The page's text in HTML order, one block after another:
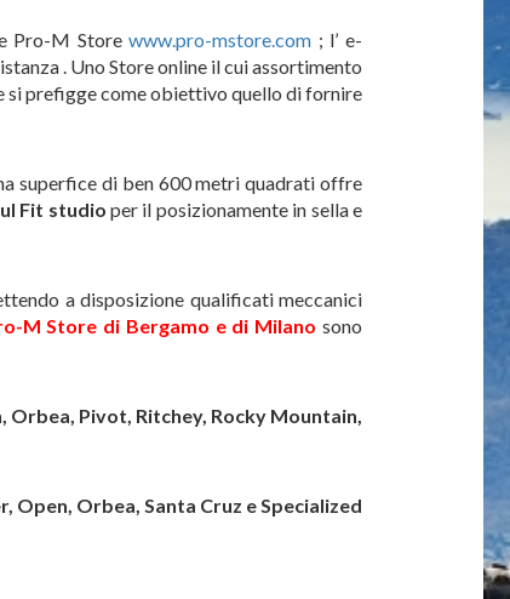
Pro-M Storewww.pro-mstore.com ; l’ e-
. Uno Store online il cui assortimento
si prefigge come obiettivo quello di fornire
superfice di ben 600 metri quadrati offre
Fit studio per il posizionamente in sella e
a disposizione qualificati meccanici
M Store di Bergamo e di Milano sono
Orbea, Pivot, Ritchey, Rocky Mountain,
Open, Orbea, Santa Cruz eSpecialized